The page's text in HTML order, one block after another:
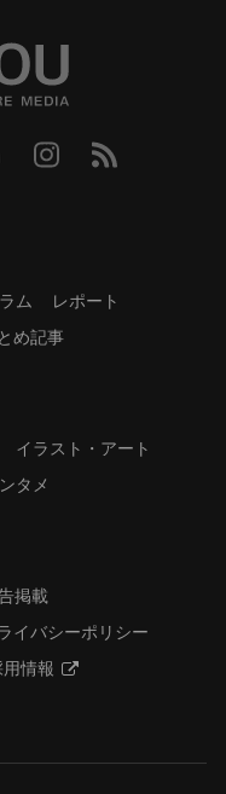
ム
レポート
め記事
イラスト・アート
タメ
掲載
イバシーポリシー
用情報